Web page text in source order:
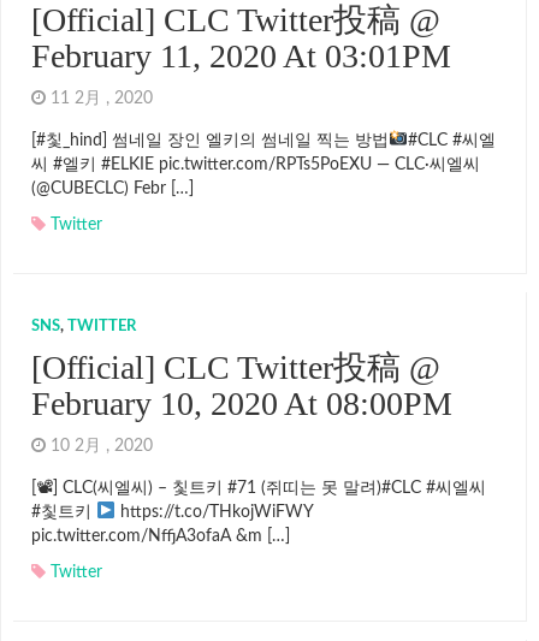
[Official] CLC Twitter投稿 @
February 11, 2020 At 03:01PM
11 2月 , 2020
[#칯_hind] 썸네일 장인 엘키의 썸네일 찍는 방법
#CLC #씨엘
씨 #엘키 #ELKIE pic.twitter.com/RPTs5PoEXU — CLC·씨엘씨
(@CUBECLC) Febr […]
Twitter
SNS, TWITTER
[Official] CLC Twitter投稿 @
February 10, 2020 At 08:00PM
10 2月 , 2020
[📽] CLC(씨엘씨) – 칯트키 #71 (쥐띠는 못 말려)#CLC #씨엘씨
#칯트키
https://t.co/THkojWiFWY
pic.twitter.com/NffjA3ofaA &m […]
Twitter